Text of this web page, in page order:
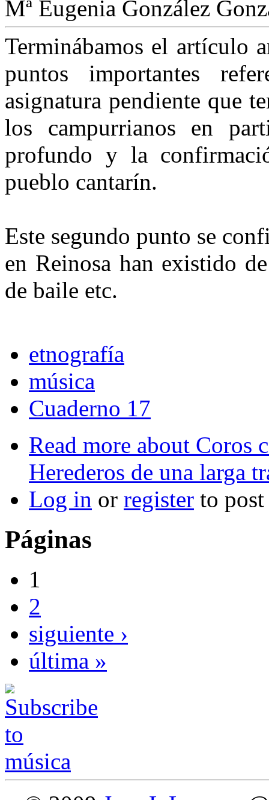
Mª Eugenia González
Terminábamos el artículo
puntos importantes
asignatura pendiente que
los campurrianos en
profundo y la
pueblo cantarín.
Este segundo punto se
en Reinosa han existido
de baile etc.
etnografía
música
Cuaderno 17
Read more about Coros
Herederos de una larga
Log in or register to
Páginas
1
2
siguiente ›
última »